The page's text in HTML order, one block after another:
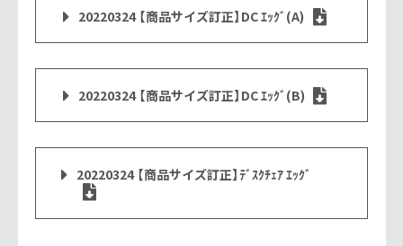
20220324 【商品サイズ訂正】DC ｴｯｸﾞ(A)
20220324 【商品サイズ訂正】DC ｴｯｸﾞ(B)
20220324 【商品サイズ訂正】ﾃﾞｽｸﾁｪｱ ｴｯｸﾞ